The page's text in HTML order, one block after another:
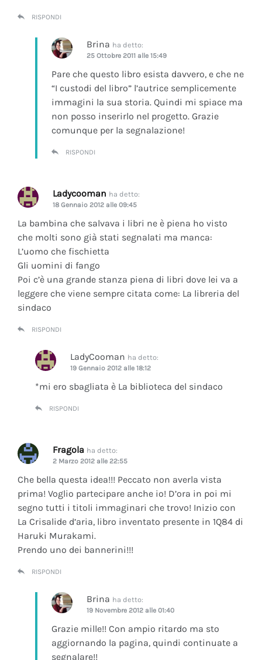
RISPONDI
Brina ha detto:
25 Ottobre 2011 alle 15:49
Pare che questo libro esista davvero, e che ne
“I custodi del libro” l’autrice semplicemente
immagini la sua storia. Quindi mi spiace ma
non posso inserirlo nel progetto. Grazie
comunque per la segnalazione!
RISPONDI
Ladycooman ha detto:
18 Gennaio 2012 alle 09:45
La bambina che salvava i libri ne è piena ho visto
che molti sono già stati segnalati ma manca:
L’uomo che fischietta
Gli uomini di fango
Poi c’è una grande stanza piena di libri dove lei va a
leggere che viene sempre citata come: La libreria del
sindaco
RISPONDI
LadyCooman ha detto:
19 Gennaio 2012 alle 18:12
*mi ero sbagliata è La biblioteca del sindaco
RISPONDI
Fragola ha detto:
2 Marzo 2012 alle 22:55
Che bella questa idea!!! Peccato non averla vista
prima! Voglio partecipare anche io! D’ora in poi mi
segno tutti i titoli immaginari che trovo! Inizio con
La Crisalide d’aria, libro inventato presente in 1Q84 di
Haruki Murakami.
Prendo uno dei bannerini!!!
RISPONDI
Brina ha detto:
19 Novembre 2012 alle 01:40
Grazie mille!! Con ampio ritardo ma sto
aggiornando la pagina, quindi continuate a
segnalare!!